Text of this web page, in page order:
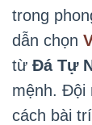
trong
dẫn chọn
từ Đá Tự
mệnh. Đội
cách bài